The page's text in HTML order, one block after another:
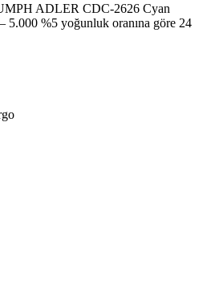
ADLER CDC-2626 Cyan
%5 yoğunluk oranına göre 24